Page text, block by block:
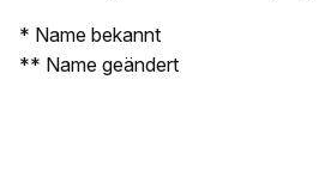
* Name bekannt
** Name geändert